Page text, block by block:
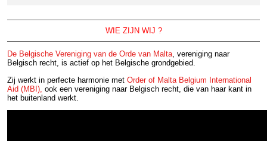
WIE ZIJN WIJ ?
De Belgische Vereniging van de Orde van Malta, vereniging naar
Belgisch recht, is actief op het Belgische grondgebied.
Zij werkt in perfecte harmonie met Order of Malta Belgium International
Aid (MBI), ook een vereniging naar Belgisch recht, die van haar kant in
het buitenland werkt.